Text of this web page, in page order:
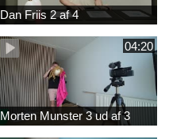
Dan Friis 2 af 4
04:20
Morten Munster 3 ud af 3